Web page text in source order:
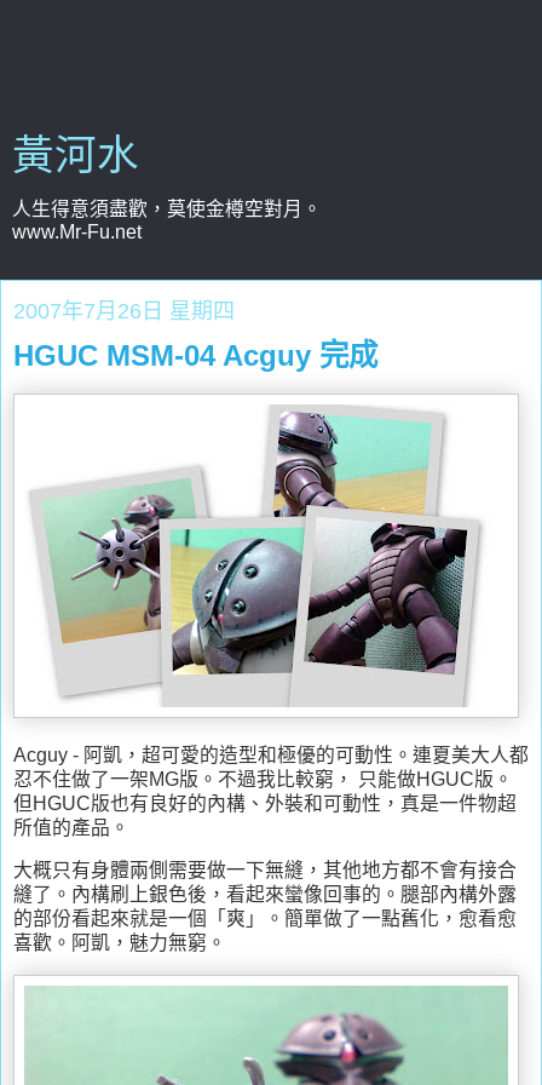
黃河水
人生得意須盡歡，莫使金樽空對月。
www.Mr-Fu.net
2007年7月26日 星期四
HGUC MSM-04 Acguy 完成
Acguy - 阿凱，超可愛的造型和極優的可動性。連夏美大人都
忍不住做了一架MG版。不過我比較窮， 只能做HGUC版。
但HGUC版也有良好的內構、外裝和可動性，真是一件物超
所值的產品。
大概只有身體兩側需要做一下無縫，其他地方都不會有接合
縫了。內構刷上銀色後，看起來蠻像回事的。腿部內構外露
的部份看起來就是一個「爽」。簡單做了一點舊化，愈看愈
喜歡。阿凱，魅力無窮。